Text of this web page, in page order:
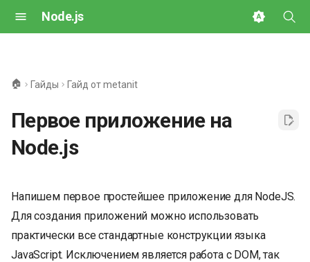
Node.js
и
л
и
🏠 Гайды Гайд от metanit
Первое приложение на
Node.js
Напишем первое простейшее приложение для NodeJS.
Для создания приложений можно использовать
практически все стандартные конструкции языка
JavaScript. Исключением является работа с DOM, так